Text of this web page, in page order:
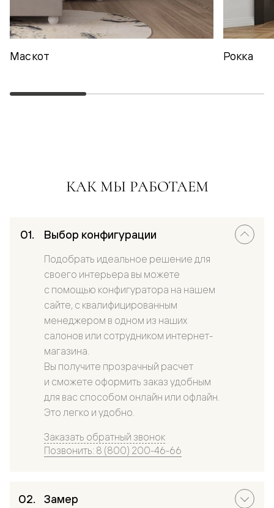
Маскот Рокка
КАК МЫ РАБОТАЕМ
Выбор конфигурации
Подобрать идеальное решение для
своего интерьера вы можете
с помощью конфигуратора на нашем
сайте, с квалифицированным
менеджером в одном из наших
салонов или сотрудником интернет-
магазина.
Вы получите прозрачный расчет
и сможете оформить заказ удобным
для вас способом онлайн или офлайн.
Это легко и удобно.
Заказать обратный звонок
Позвонить: 8 (800) 200-46-66
Замер